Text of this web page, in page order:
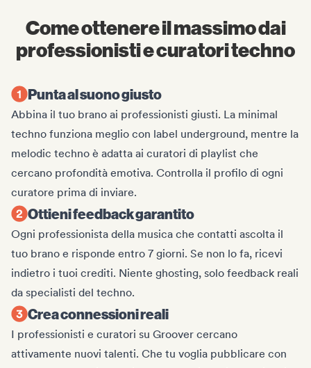
Come ottenere il massimo dai
professionisti e curatori techno
Punta al suono giusto
Abbina il tuo brano ai professionisti giusti. La minimal
techno funziona meglio con label underground, mentre la
melodic techno è adatta ai curatori di playlist che
cercano profondità emotiva. Controlla il profilo di ogni
curatore prima di inviare.
Ottieni feedback garantito
Ogni professionista della musica che contatti ascolta il
tuo brano e risponde entro 7 giorni. Se non lo fa, ricevi
indietro i tuoi crediti. Niente ghosting, solo feedback reali
da specialisti del techno.
Crea connessioni reali
I professionisti e curatori su Groover cercano
attivamente nuovi talenti. Che tu voglia pubblicare con